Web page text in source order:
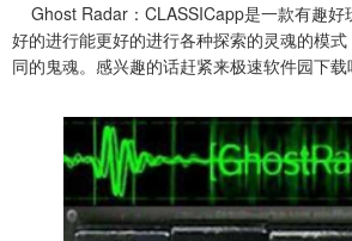
Ghost Radar：CLASSICapp是一款有趣好
好的进行能更好的进行各种探索的灵魂的模
同的鬼魂。感兴趣的话赶紧来极速软件园下载